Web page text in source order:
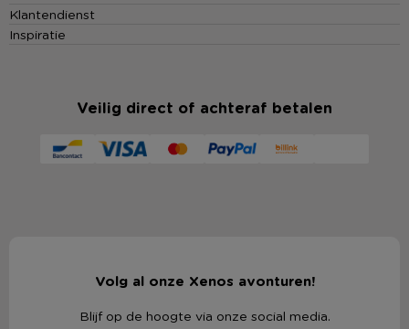
Klantendienst
Inspiratie
Veilig direct of achteraf betalen
Volg al onze Xenos avonturen!
Blijf op de hoogte via onze social media.